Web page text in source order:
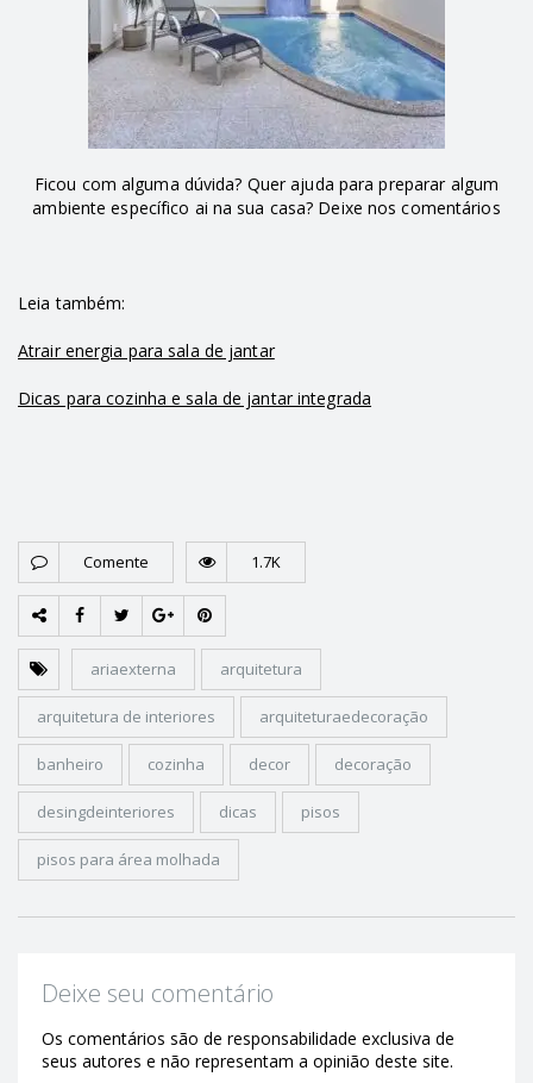
Ficou com alguma dúvida? Quer ajuda para preparar algum
ambiente específico ai na sua casa? Deixe nos comentários
Leia também:
Atrair energia para sala de jantar
Dicas para cozinha e sala de jantar integrada
Comente 1.7K
ariaexterna arquitetura
arquitetura de interiores arquiteturaedecoração
banheiro cozinha decor decoração
desingdeinteriores dicas pisos
pisos para área molhada
Deixe seu comentário
Os comentários são de responsabilidade exclusiva de
seus autores e não representam a opinião deste site.